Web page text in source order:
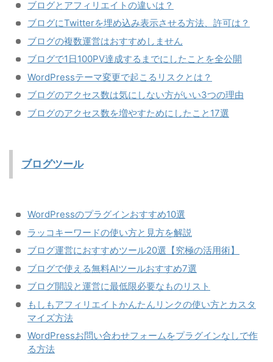
ブログとアフィリエイトの違いは？
ブログにTwitterを埋め込み表示させる方法、許可は？
ブログの複数運営はおすすめしません
ブログで1日100PV達成するまでにしたことを全公開
WordPressテーマ変更で起こるリスクとは？
ブログのアクセス数は気にしない方がいい3つの理由
ブログのアクセス数を増やすためにしたこと17選
ブログツール
WordPressのプラグインおすすめ10選
ラッコキーワードの使い方と見方を解説
ブログ運営におすすめツール20選【究極の活用術】
ブログで使える無料AIツールおすすめ7選
ブログ開設と運営に最低限必要なものリスト
もしもアフィリエイトかんたんリンクの使い方とカスタ
マイズ方法
WordPressお問い合わせフォームをプラグインなしで作
る方法